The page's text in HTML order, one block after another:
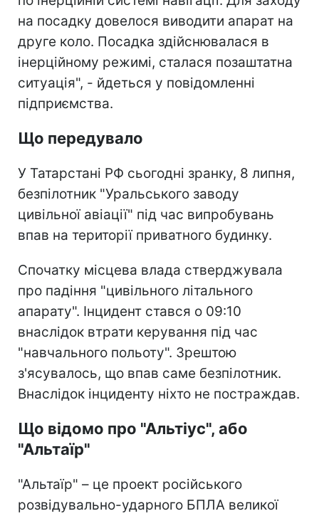
на посадку довелося виводити апарат на
друге коло. Посадка здійснювалася в
інерційному режимі, сталася позаштатна
ситуація", - йдеться у повідомленні
підприємства.
Що передувало
У Татарстані РФ сьогодні зранку, 8 липня,
безпілотник "Уральського заводу
цивільної авіації" під час випробувань
впав на території приватного будинку.
Спочатку місцева влада стверджувала
про падіння "цивільного літального
апарату". Інцидент стався о 09:10
внаслідок втрати керування під час
"навчального польоту". Зрештою
з'ясувалось, що впав саме безпілотник.
Внаслідок інциденту ніхто не постраждав.
Що відомо про "Альтіус", або
"Альтаїр"
"Альтаїр" – це проект російського
розвідувально-ударного БПЛА великої